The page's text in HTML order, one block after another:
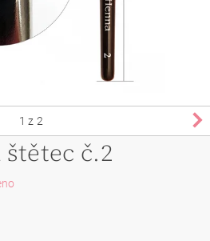
1 z 2
č.2